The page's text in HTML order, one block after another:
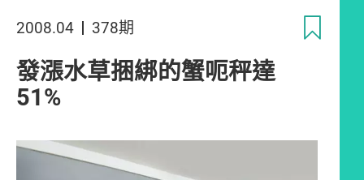
2008.04 378期
發漲水草捆綁的蟹呃秤達
51%